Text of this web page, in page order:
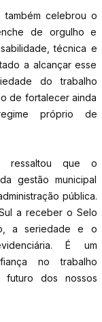
também celebrou o
de orgulho e
técnica e
a alcançar esse
do trabalho
de fortalecer ainda
próprio de
ressaltou que o
gestão municipal
pública.
a receber o Selo
a seriedade e o
É um
no trabalho
dos nossos